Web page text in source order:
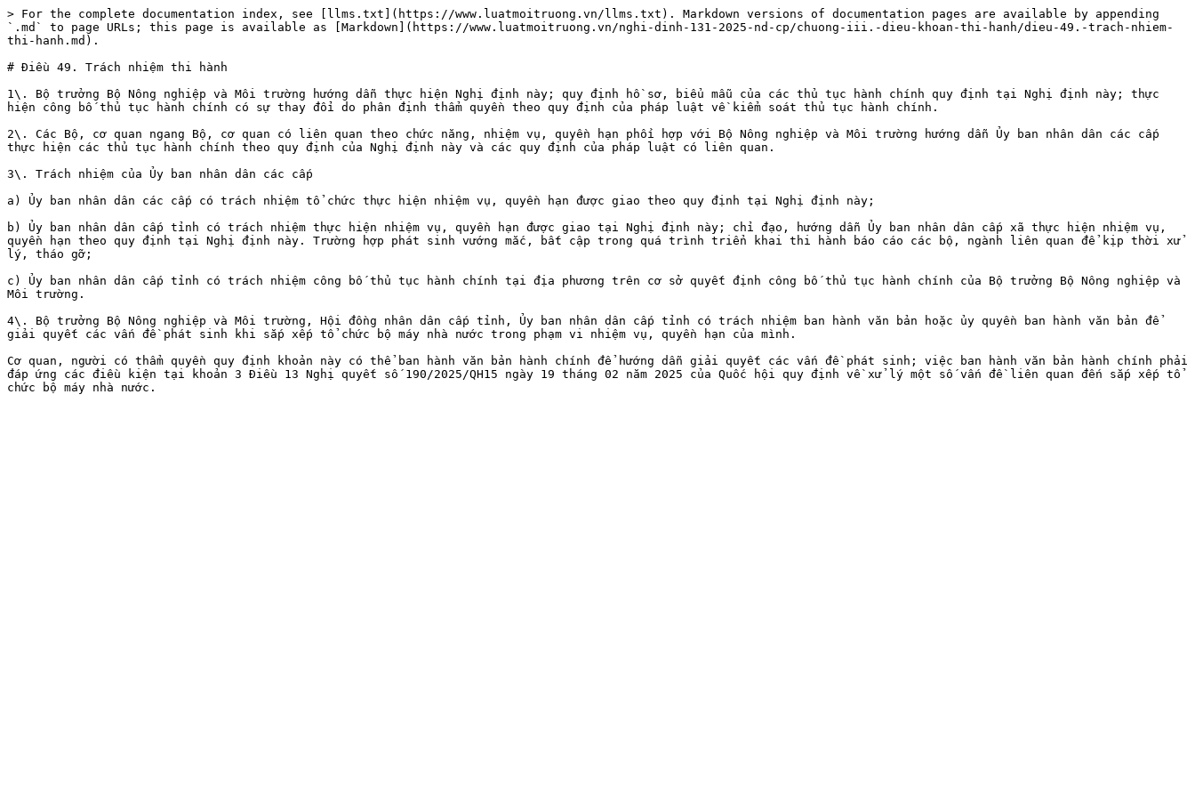
> For the complete documentation index, see [llms.txt](https://www.luatmoitruong.vn/llms.txt). Markdown versions of documentation pages are available by appending
`.md` to page URLs; this page is available as [Markdown](https://www.luatmoitruong.vn/nghi-dinh-131-2025-nd-cp/chuong-iii.-dieu-khoan-thi-hanh/dieu-49.-trach-nhiem-
thi-hanh.md).
# Điều 49. Trách nhiệm thi hành
1\. Bộ trưởng Bộ Nông nghiệp và Môi trường hướng dẫn thực hiện Nghị định này; quy định hồ sơ, biểu mẫu của các thủ tục hành chính quy định tại Nghị định này; thực
hiện công bố thủ tục hành chính có sự thay đổi do phân định thẩm quyền theo quy định của pháp luật về kiểm soát thủ tục hành chính.
2\. Các Bộ, cơ quan ngang Bộ, cơ quan có liên quan theo chức năng, nhiệm vụ, quyền hạn phối hợp với Bộ Nông nghiệp và Môi trường hướng dẫn Ủy ban nhân dân các cấp
thực hiện các thủ tục hành chính theo quy định của Nghị định này và các quy định của pháp luật có liên quan.
3\. Trách nhiệm của Ủy ban nhân dân các cấp
a) Ủy ban nhân dân các cấp có trách nhiệm tổ chức thực hiện nhiệm vụ, quyền hạn được giao theo quy định tại Nghị định này;
b) Ủy ban nhân dân cấp tỉnh có trách nhiệm thực hiện nhiệm vụ, quyền hạn được giao tại Nghị định này; chỉ đạo, hướng dẫn Ủy ban nhân dân cấp xã thực hiện nhiệm vụ,
quyền hạn theo quy định tại Nghị định này. Trường hợp phát sinh vướng mắc, bất cập trong quá trình triển khai thi hành báo cáo các bộ, ngành liên quan để kịp thời xử
lý, tháo gỡ;
c) Ủy ban nhân dân cấp tỉnh có trách nhiệm công bố thủ tục hành chính tại địa phương trên cơ sở quyết định công bố thủ tục hành chính của Bộ trưởng Bộ Nông nghiệp và
Môi trường.
4\. Bộ trưởng Bộ Nông nghiệp và Môi trường, Hội đồng nhân dân cấp tỉnh, Ủy ban nhân dân cấp tỉnh có trách nhiệm ban hành văn bản hoặc ủy quyền ban hành văn bản để
giải quyết các vấn đề phát sinh khi sắp xếp tổ chức bộ máy nhà nước trong phạm vi nhiệm vụ, quyền hạn của mình.
Cơ quan, người có thẩm quyền quy định khoản này có thể ban hành văn bản hành chính để hướng dẫn giải quyết các vấn đề phát sinh; việc ban hành văn bản hành chính phải
đáp ứng các điều kiện tại khoản 3 Điều 13 Nghị quyết số 190/2025/QH15 ngày 19 tháng 02 năm 2025 của Quốc hội quy định về xử lý một số vấn đề liên quan đến sắp xếp tổ